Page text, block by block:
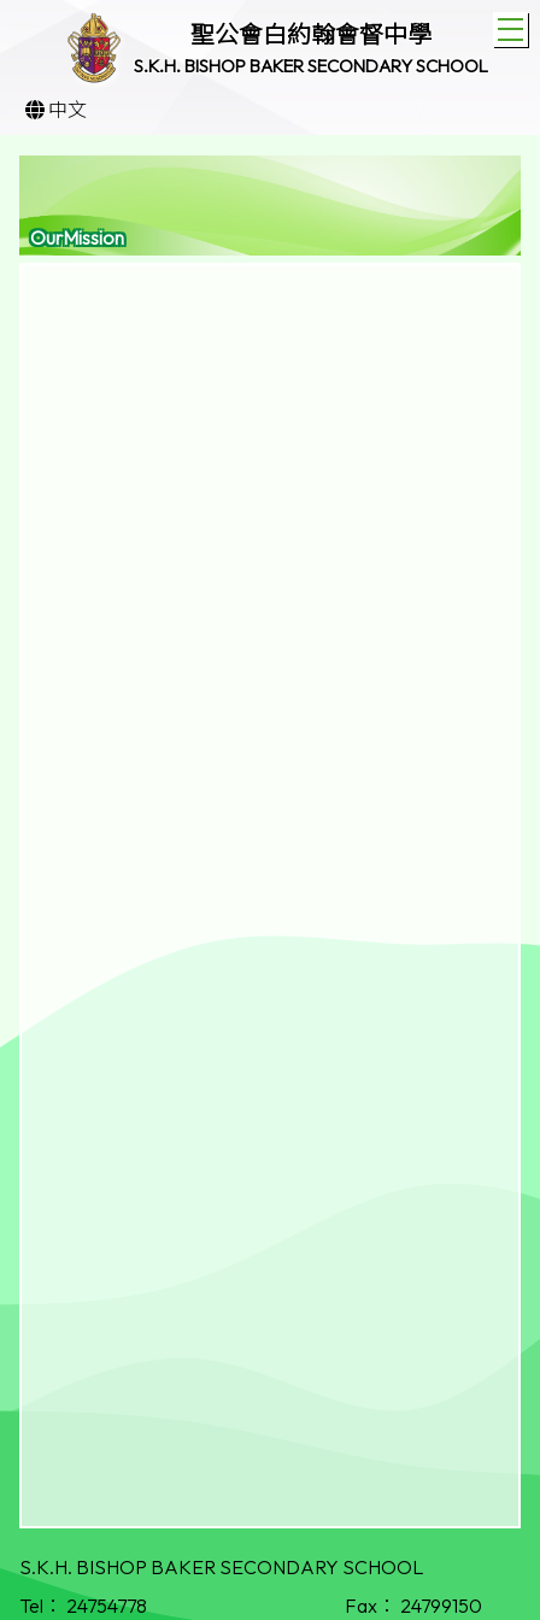
聖公會白約翰會督中學
S.K.H. BISHOP BAKER SECONDARY SCHOOL
中文
OurMission
S.K.H. BISHOP BAKER SECONDARY SCHOOL
Tel： 24754778 Fax： 24799150